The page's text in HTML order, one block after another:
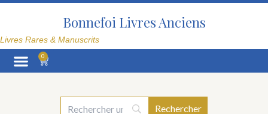
Aller
Bonnefoi Livres Anciens
Livres Rares & Manuscrits
0
Panier